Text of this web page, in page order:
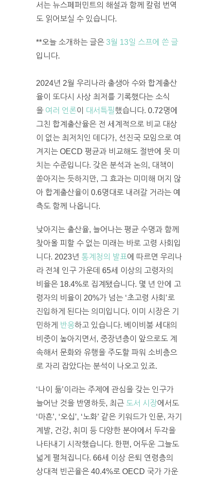
서는 뉴스페퍼민트의 해설과 함께 칼럼 번역
도 읽어보실 수 있습니다.
**오늘 소개하는 글은 3월 13일 스프에 쓴 글
입니다.
2024년 2월 우리나라 출생아 수와 합계출산
율이 또다시 사상 최저를 기록했다는 소식
을 여러 언론이 대서특필했습니다. 0.72명에
그친 합계출산율은 전 세계적으로 비교 대상
이 없는 최저치인 데다가, 선진국 모임으로 여
겨지는 OECD 평균과 비교해도 절반에 못 미
치는 수준입니다. 갖은 분석과 논의, 대책이
쏟아지는 듯하지만, 그 효과는 미미해 머지 않
아 합계출산율이 0.6명대로 내려갈 거라는 예
측도 함께 나옵니다.
낮아지는 출산율, 늘어나는 평균 수명과 함께
찾아올 피할 수 없는 미래는 바로 고령 사회입
니다. 2023년 통계청의 발표에 따르면 우리나
라 전체 인구 가운데 65세 이상의 고령자의
비율은 18.4%로 집계됐습니다. 몇 년 안에 고
령자의 비율이 20%가 넘는 ‘초고령 사회’로
진입하게 된다는 의미입니다. 이미 시장은 기
민하게
반응하고 있습니다. 베이비붐 세대의
비중이 높아지면서, 중장년층이 앞으로도 계
속해서 문화와 유행을 주도할 파워 소비층으
로 자리 잡았다는 분석이 나오고 있죠.
‘나이 듦’이라는 주제에 관심을 갖는 인구가
늘어난 것을 반영하듯, 최근 도서 시장에서도
‘마흔’, ‘오십’, ‘노화’ 같은 키워드가 인문, 자기
계발, 건강, 취미 등 다양한 분야에서 두각을
나타내기 시작했습니다. 한편, 어두운 그늘도
넓게 펼쳐집니다. 66세 이상 은퇴 연령층의
상대적 빈곤율은 40.4%로 OECD 국가 가운